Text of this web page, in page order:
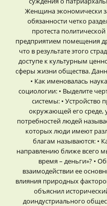
Женщина экономически
обязанности четко
протеста
предприятием помещения
что в результате этого
доступе к культурным
сферы жизни общества.
• Как именовалась
социологии: • Выделите
системы: • Устройство
окружающей его среде,
потребностей людей
которых люди имеют
благам называются: •
направлению ближе всего
время – деньги»? •
взаимодействии ее
влияния природных
объяснил
доиндустриального